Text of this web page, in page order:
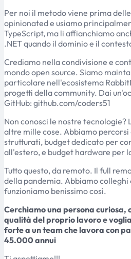
Per noi il metodo viene prima
opinionated e usiamo
TypeScript, ma li affianchiamo
.NET quando il dominio e il
Crediamo nella condivisione e
mondo open source. Siamo
particolare nell'ecosistema
progetti della community. Dai
GitHub: github.com/coders51
Non conosci le nostre tecnologie?
altre mille cose. Abbiamo
strutturati, budget dedicato per
all'estero, e budget hardware per
Tutto questo, da remoto. Il full
della pandemia. Abbiamo colleghi
funzioniamo benissimo così.
Cerchiamo una persona curiosa,
qualità del proprio lavoro e
forte a un team che lavora con
45.000 annui